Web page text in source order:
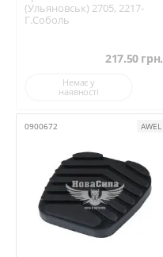
(Ульяновськ) 2705, 2217-
Г.Соболь
217.50 грн.
Немає у
наявності
0900672 AWEL